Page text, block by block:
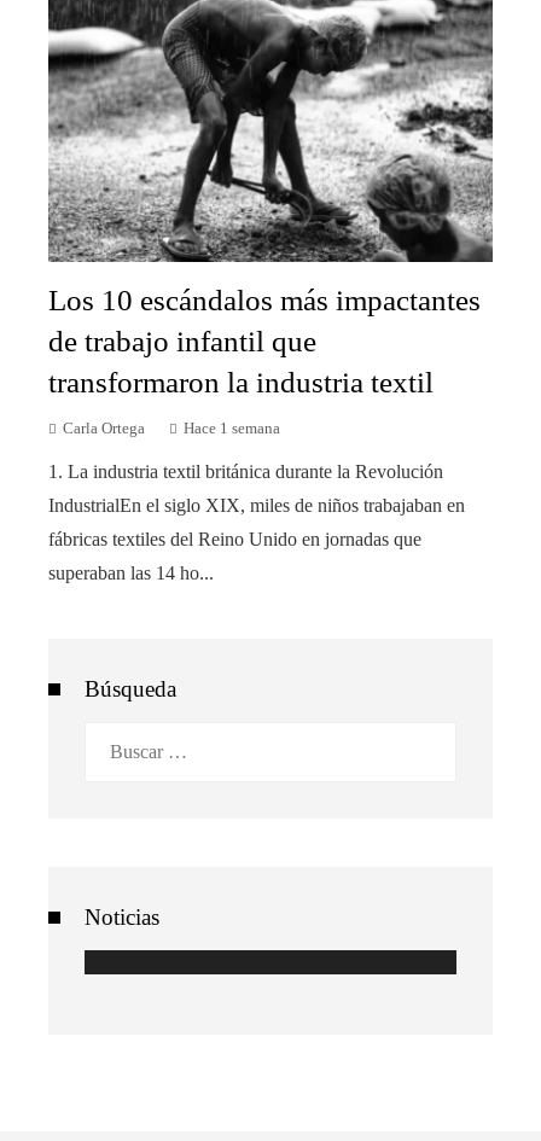
Los 10 escándalos más impactantes
de trabajo infantil que
transformaron la industria textil
Carla Ortega Hace 1 semana
1. La industria textil británica durante la Revolución
IndustrialEn el siglo XIX, miles de niños trabajaban en
fábricas textiles del Reino Unido en jornadas que
superaban las 14 ho...
Búsqueda
Noticias